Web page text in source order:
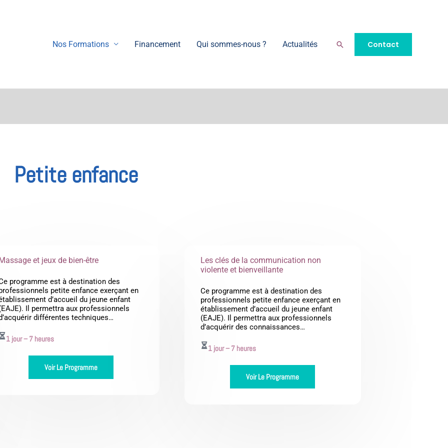
Nos Formations
Financement Qui sommes-nous ? Actualités RechercherContact
Petite enfance
et jeux de bien-être
programme est à destination des
petite enfance exerçant en
d’accueil du jeune enfant
Il permettra aux professionnels
différentes techniques…
1 jour – 7 heures
Voir Le Programme
Les clés de la communication non
violente et bienveillante
Ce programme est à destination des
professionnels petite enfance exerçant en
établissement d’accueil du jeune enfant
(EAJE). Il permettra aux professionnels
d’acquérir des connaissances…
1 jour – 7 heures
Voir Le Programme